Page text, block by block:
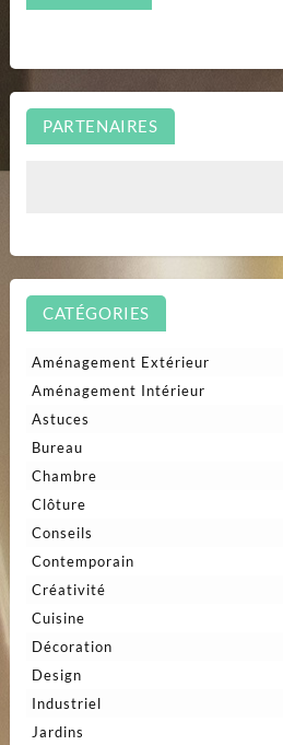
PARTENAIRES
CATÉGORIES
Aménagement Extérieur
Aménagement Intérieur
Astuces
Bureau
Chambre
Clôture
Conseils
Contemporain
Créativité
Cuisine
Décoration
Design
Industriel
Jardins